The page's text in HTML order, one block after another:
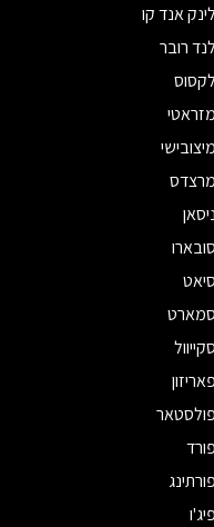
לינק אנד קו
לנד רובר
לקסוס
מזראטי
מיצובישי
מרצדס
ניסאן
סובארו
סיאט
סמארט
סקייוול
פאריזון
פולסטאר
פורד
פורתינג
פיג'ו